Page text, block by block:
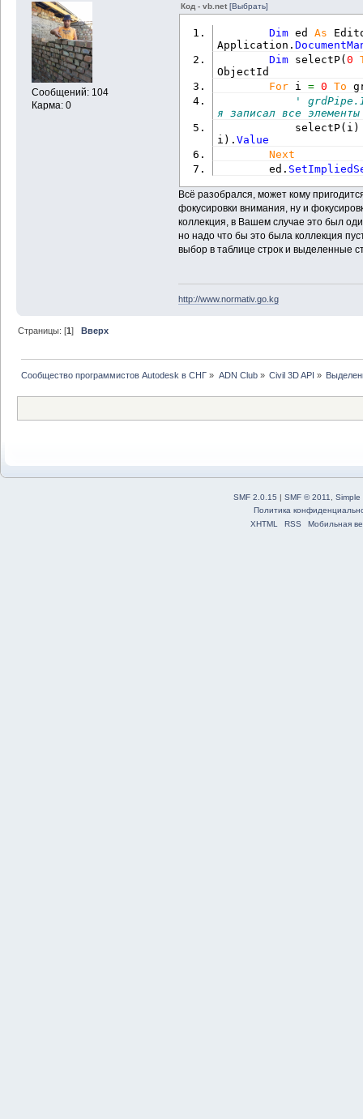
Сообщений: 104
Карма: 0
Код - vb.net [Выбрать]
Dim ed As
Application.
Dim selectP(0
ObjectId
For i = 0 To
'
я записал все элементы
selectP( i )
i ) .Value
Next
ed.
Всё разобрался, может кому
фокусировки внимания, ну и
коллекция, в Вашем случае это был
но надо что бы это была коллекция
выбор в таблице строк и выделенные
http://www.normativ.go.kg
Страницы: [1]Вверх
Сообщество программистов Autodesk в СНГ » ADN Club» Civil 3D API »
SMF 2.0.15 | SMF © 2011
Simple
Политика
XHTML
RSS Мобильная